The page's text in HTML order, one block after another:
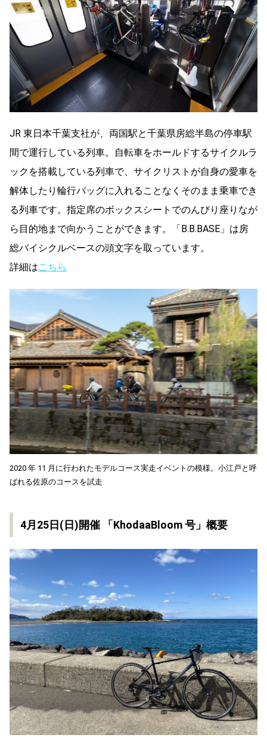
JR 東日本千葉支社が、両国駅と千葉県房総半島の停車駅
間で運行している列車。自転車をホールドするサイクルラ
ックを搭載している列車で、サイクリストが自身の愛車を
解体したり輪行バッグに入れることなくそのまま乗車でき
る列車です。指定席のボックスシートでのんびり座りなが
ら目的地まで向かうことができます。「B.B.BASE」は房
総バイシクルベースの頭文字を取っています。
詳細はこちら
2020 年 11 月に行われたモデルコース実走イベントの模様。小江戸と呼
ばれる佐原のコースを試走
4月25日(日)開催 「KhodaaBloom 号」概要